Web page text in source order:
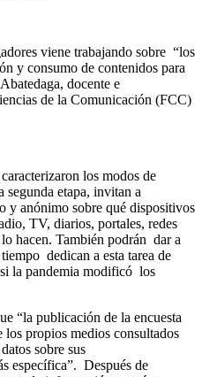
viene trabajando sobre “los
y consumo de contenidos para
docente e
de la Comunicación (FCC)
los modos de
segunda etapa, invitan a
y anónimo sobre qué dispositivos
TV, diarios, portales, redes
hacen. También podrán dar a
dedican a esta tarea de
la pandemia modificó los
“la publicación de la encuesta
los propios medios consultados
sobre sus
específica”. Después de